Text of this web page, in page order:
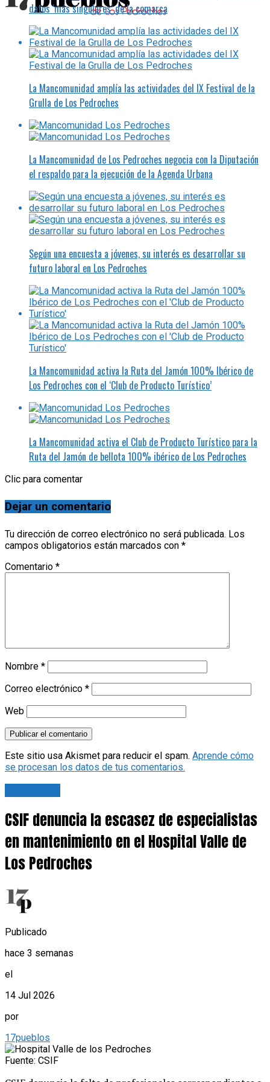
datos ‘más singulares’ de la comarca
La Mancomunidad amplía las actividades del IX Festival de la
Grulla de Los Pedroches
La Mancomunidad de Los Pedroches negocia con la Diputación
el respaldo para la ejecución de la Agenda Urbana
Según una encuesta a jóvenes, su interés es desarrollar su
futuro laboral en Los Pedroches
La Mancomunidad activa la Ruta del Jamón 100% Ibérico de
Los Pedroches con el ‘Club de Producto Turístico’
La Mancomunidad activa el Club de Producto Turístico para la
Ruta del Jamón de bellota 100% ibérico de Los Pedroches
Clic para comentar
Dejar un comentario
Tu dirección de correo electrónico no será publicada. Los
campos obligatorios están marcados con *
Comentario *
Nombre *
Correo electrónico *
Web
Este sitio usa Akismet para reducir el spam. Aprende cómo
se procesan los datos de tus comentarios.
CSIF denuncia la escasez de especialistas
en mantenimiento en el Hospital Valle de
Los Pedroches
Publicado
hace 3 semanas
el
14 Jul 2026
por
17pueblos
Fuente: CSIF